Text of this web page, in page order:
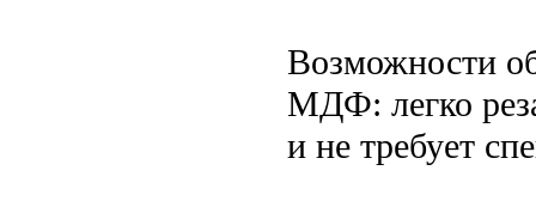
Возможности
МДФ: легко
и не требует